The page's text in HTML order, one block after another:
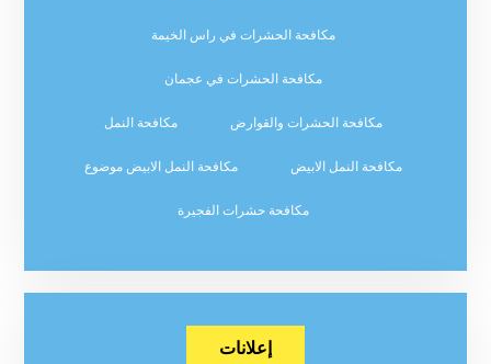
مكافحة الحشرات في راس الخيمة
مكافحة الحشرات في عجمان
مكافحة الحشرات والقوارض مكافحة النمل
مكافحة النمل الابيض مكافحة النمل الابيض موضوع
مكافحة حشرات الفجيرة
إعلانات